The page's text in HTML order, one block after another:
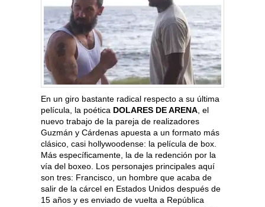
En un giro bastante radical respecto a su última
película, la poética DOLARES DE ARENA , el
nuevo trabajo de la pareja de realizadores
Guzmán y Cárdenas apuesta a un formato más
clásico, casi hollywoodense: la película de box.
Más específicamente, la de la redención por la
vía del boxeo. Los personajes principales aquí
son tres: Francisco, un hombre que acaba de
salir de la cárcel en Estados Unidos después de
15 años y es enviado de vuelta a República